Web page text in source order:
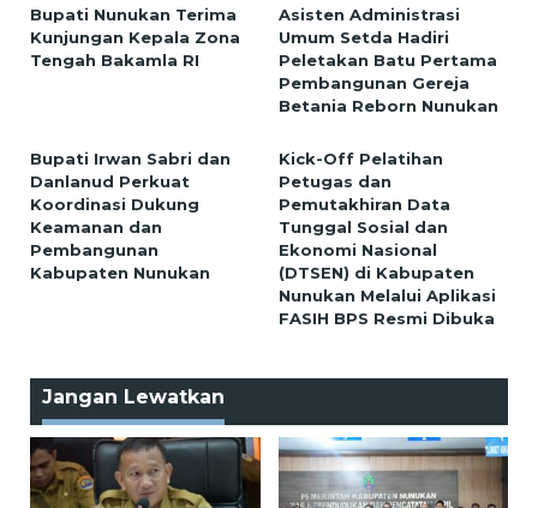
Bupati Nunukan Terima
Kunjungan Kepala Zona
Tengah Bakamla RI
Asisten Administrasi
Umum Setda Hadiri
Peletakan Batu Pertama
Pembangunan Gereja
Betania Reborn Nunukan
Bupati Irwan Sabri dan
Danlanud Perkuat
Koordinasi Dukung
Keamanan dan
Pembangunan
Kabupaten Nunukan
Kick-Off Pelatihan
Petugas dan
Pemutakhiran Data
Tunggal Sosial dan
Ekonomi Nasional
(DTSEN) di Kabupaten
Nunukan Melalui Aplikasi
FASIH BPS Resmi Dibuka
Jangan Lewatkan